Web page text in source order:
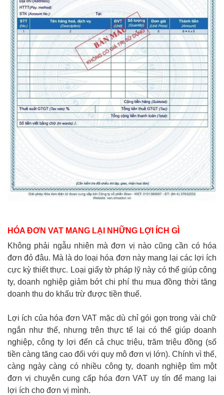
HÓA ĐƠN VAT MANG LẠI NHỮNG LỢI ÍCH GÌ
Không phải ngẫu nhiên mà đơn vị nào cũng cần có hóa
đơn đỏ đâu. Mà là do loại hóa đơn này mang lại các lợi ích
cực kỳ thiết thực. Loại giấy tờ pháp lỹ này có thể giúp công
ty, doanh nghiệp giảm bớt chi phí thu mua đồng thời tăng
doanh thu do khấu trừ được tiền thuế.
Lợi ích của hóa đơn VAT mặc dù chỉ gói gọn trong vài chữ
ngắn như thế, nhưng trên thực tế lại có thể giúp doanh
nghiệp, công ty lợi đến cả chục triệu, trăm triệu đồng (số
tiền càng tăng cao đối với quy mô đơn vị lớn). Chính vì thế,
càng ngày càng có nhiều công ty, doanh nghiệp tìm một
đơn vị chuyên cung cấp hóa đơn VAT uy tín để mang lại
lợi ích cho đơn vị mình.